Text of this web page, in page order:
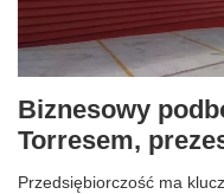
Biznesowy
Torresem,
Przedsiębiorczość ma